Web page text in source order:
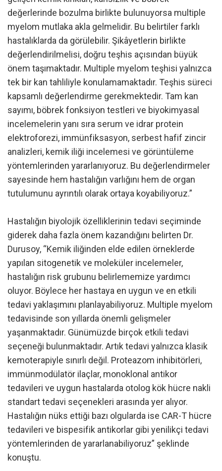
değerlerinde bozulma birlikte bulunuyorsa multiple
myelom mutlaka akla gelmelidir. Bu belirtiler farklı
hastalıklarda da görülebilir. Şikâyetlerin birlikte
değerlendirilmelisi, doğru teşhis açısından büyük
önem taşımaktadır. Multiple myelom teşhisi yalnızca
tek bir kan tahliliyle konulamamaktadır. Teşhis süreci
kapsamlı değerlendirme gerekmektedir. Tam kan
sayımı, böbrek fonksiyon testleri ve biyokimyasal
incelemelerin yanı sıra serum ve idrar protein
elektroforezi, immünfiksasyon, serbest hafif zincir
analizleri, kemik iliği incelemesi ve görüntüleme
yöntemlerinden yararlanıyoruz. Bu değerlendirmeler
sayesinde hem hastalığın varlığını hem de organ
tutulumunu ayrıntılı olarak ortaya koyabiliyoruz.”
Hastalığın biyolojik özelliklerinin tedavi seçiminde
giderek daha fazla önem kazandığını belirten Dr.
Durusoy, “Kemik iliğinden elde edilen örneklerde
yapılan sitogenetik ve moleküler incelemeler,
hastalığın risk grubunu belirlememize yardımcı
oluyor. Böylece her hastaya en uygun ve en etkili
tedavi yaklaşımını planlayabiliyoruz. Multiple myelom
tedavisinde son yıllarda önemli gelişmeler
yaşanmaktadır. Günümüzde birçok etkili tedavi
seçeneği bulunmaktadır. Artık tedavi yalnızca klasik
kemoterapiyle sınırlı değil. Proteazom inhibitörleri,
immünmodülatör ilaçlar, monoklonal antikor
tedavileri ve uygun hastalarda otolog kök hücre nakli
standart tedavi seçenekleri arasında yer alıyor.
Hastalığın nüks ettiği bazı olgularda ise CAR-T hücre
tedavileri ve bispesifik antikorlar gibi yenilikçi tedavi
yöntemlerinden de yararlanabiliyoruz” şeklinde
konuştu.